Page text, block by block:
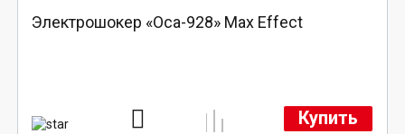
Электрошокер «Оса-928» Max Effect
Купить